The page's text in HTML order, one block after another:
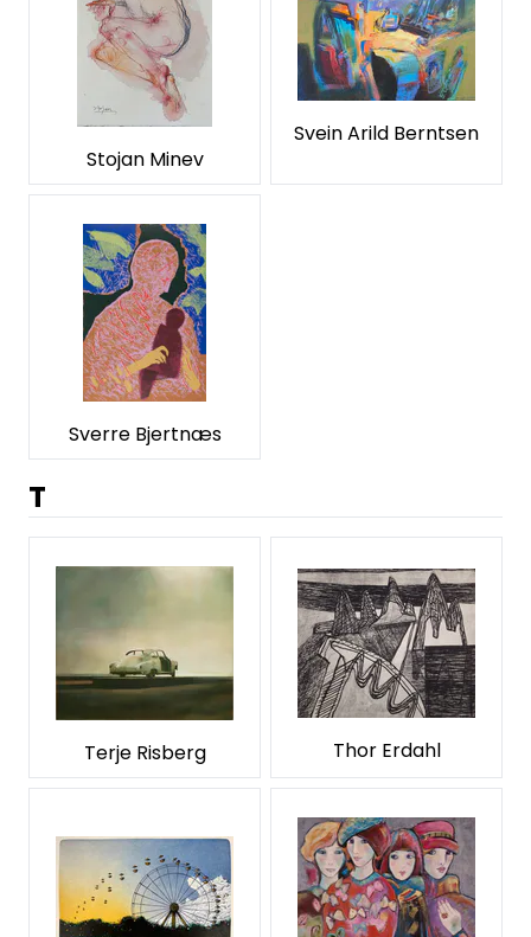
Stojan Minev
Svein Arild Berntsen
Sverre Bjertnæs
T
Terje Risberg Thor Erdahl